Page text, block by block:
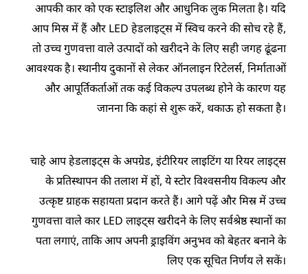
आपकी कार को एक स्टाइलिश और आधुनिक लुक मिलता है। यदि
आप मिस्र में हैं और LED हेडलाइट्स में स्विच करने की सोच रहे हैं,
तो उच्च गुणवत्ता वाले उत्पादों को खरीदने के लिए सही जगह ढूंढना
आवश्यक है। स्थानीय दुकानों से लेकर ऑनलाइन रिटेलर्स, निर्माताओं
और आपूर्तिकर्ताओं तक कई विकल्प उपलब्ध होने के कारण यह
जानना कि कहां से शुरू करें, थकाऊ हो सकता है।
चाहे आप हेडलाइट्स के अपग्रेड, इंटीरियर लाइटिंग या रियर लाइट्स
के प्रतिस्थापन की तलाश में हों, ये स्टोर विश्वसनीय विकल्प और
उत्कृष्ट ग्राहक सहायता प्रदान करते हैं। आगे पढ़ें और मिस्र में उच्च
गुणवत्ता वाले कार LED लाइट्स खरीदने के लिए सर्वश्रेष्ठ स्थानों का
पता लगाएं, ताकि आप अपनी ड्राइविंग अनुभव को बेहतर बनाने के
लिए एक सूचित निर्णय ले सकें।